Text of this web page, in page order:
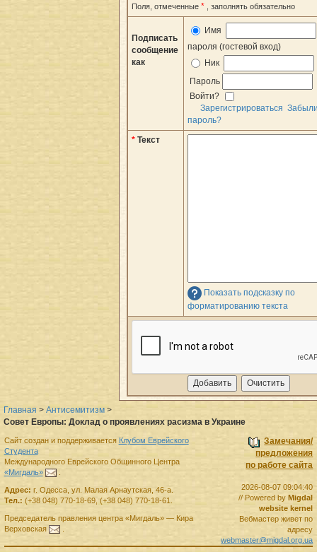
Поля, отмеченные * , заполнять обязательно
Подписать
сообщение
как
Имя
пароля (гостевой вход)
Ник
Пароль
Войти?
Зарегистрироваться
пароль?
* Текст
Показать подсказку по
форматированию текста
Главная > Антисемитизм >
Совет Европы: Доклад о проявлениях расизма в Украине
Замечания/
предложения
по работе сайта
2026-08-07 09:04:40
// Powered byMigdal
website kernel
Вебмастер живет по
адресу
webmaster@migdal.org.ua
Сайт создан и поддерживается Клубом Еврейского
Студента
Международного Еврейского Общинного Центра
«Мигдаль»
.
Адрес: г. Одесса, ул. Малая Арнаутская, 46-а.
Тел.: (+38 048) 770-18-69, (+38 048) 770-18-61
Председатель правленияцентра «Мигдаль»— Кира
Верховская
.